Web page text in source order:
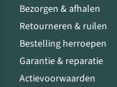
Bezorgen & afhalen
Retourneren & ruilen
Bestelling herroepen
Garantie & reparatie
Actievoorwaarden